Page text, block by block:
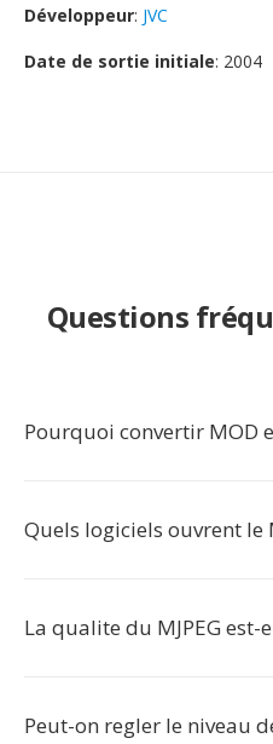
Développeur: JVC
Date de sortie initiale: 2004
Questions
Pourquoi convertir MOD
Quels logiciels ouvrent le
La qualite du MJPEG est-
Peut-on regler le niveau